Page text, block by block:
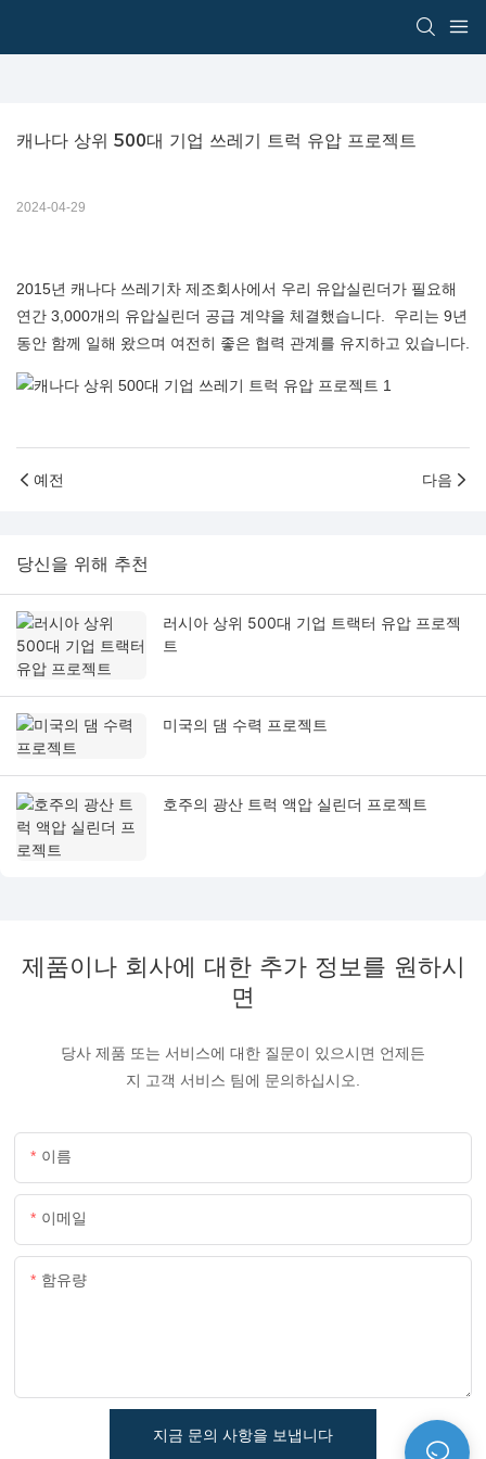
캐나다 상위 500대 기업 쓰레기 트럭 유압 프로젝트
2024-04-29
2015년 캐나다 쓰레기차 제조회사에서 우리 유압실린더가 필요해
연간 3,000개의 유압실린더 공급 계약을 체결했습니다. 우리는 9년
동안 함께 일해 왔으며 여전히 좋은 협력 관계를 유지하고 있습니다.
예전 다음
당신을 위해 추천
러시아 상위 500대 기업 트랙터 유압 프로젝
트
미국의 댐 수력 프로젝트
호주의 광산 트럭 액압 실린더 프로젝트
제품이나 회사에 대한 추가 정보를 원하시
면
당사 제품 또는 서비스에 대한 질문이 있으시면 언제든
지 고객 서비스 팀에 문의하십시오.
이름
이메일
함유량
지금 문의 사항을 보냅니다